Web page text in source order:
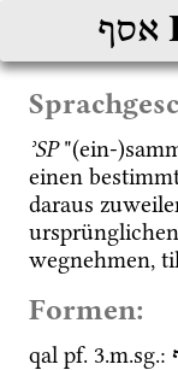
אסף
ʾSP "(ein-
einen
daraus
wegnehmen,
Formen:
qal pf. 3.m.sg.: